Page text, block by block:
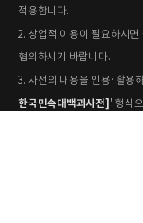
적용합니다.
2. 상업적 이용이 필요하시
협의하시기 바랍니다.
3. 사전의 내용을 인용·활용
한국민속대백과사전] ' 형식